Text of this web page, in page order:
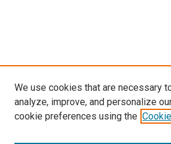
We use cookies that are necessary
analyze, improve, and personalize
cookie preferences using the